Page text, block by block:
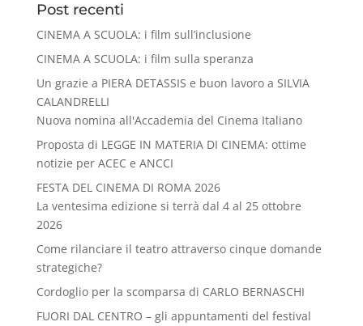
Post recenti
CINEMA A SCUOLA: i film sull’inclusione
CINEMA A SCUOLA: i film sulla speranza
Un grazie a PIERA DETASSIS e buon lavoro a SILVIA
CALANDRELLI
Nuova nomina all'Accademia del Cinema Italiano
Proposta di LEGGE IN MATERIA DI CINEMA: ottime
notizie per ACEC e ANCCI
FESTA DEL CINEMA DI ROMA 2026
La ventesima edizione si terrà dal 4 al 25 ottobre
2026
Come rilanciare il teatro attraverso cinque domande
strategiche?
Cordoglio per la scomparsa di CARLO BERNASCHI
FUORI DAL CENTRO – gli appuntamenti del festival